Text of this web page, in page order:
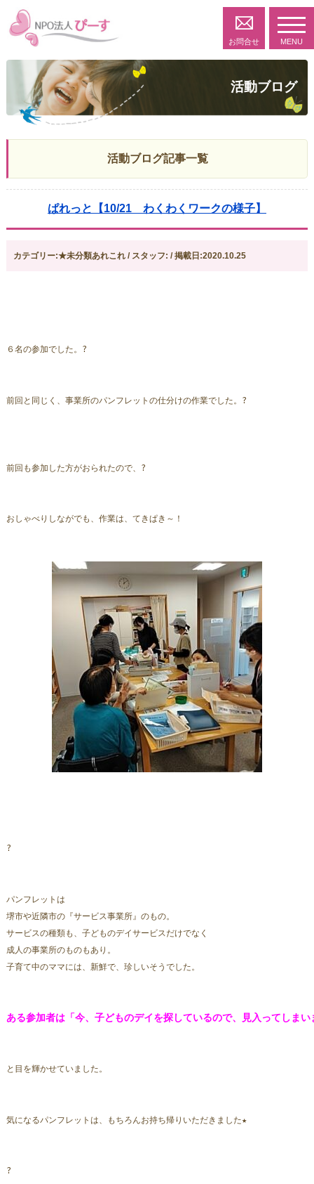
お問合せ MENU
活動ブログ
活動ブログ記事一覧
ぱれっと【10/21 わくわくワークの様子】
カテゴリー:★未分類あれこれ / スタッフ: / 掲載日:2020.10.25
６ 名の参加でした。 ?
前回と同じく、事業所のパンフレットの仕分けの作業でした。 ?
前回も参加した方がおられたので、 ?
おしゃべりしながでも、作業は、てきぱき～！
?
パンフレットは
堺市や近隣市の『サービス事業所』のもの。
サービスの種類も、子どものデイサービスだけでなく
成人の事業所のものもあり。
子育て中のママには、新鮮で、珍しいそうでした。
ある参加者は「今、子どものデイを探しているので、見入ってしまい
と目を輝かせていました。
気になるパンフレットは、もちろんお持ち帰りいただきました★
?